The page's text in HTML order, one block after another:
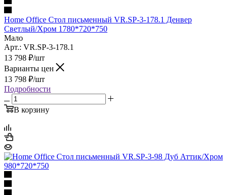
Home Office Стол письменный VR.SP-3-178.1 Денвер
Светлый/Хром 1780*720*750
Мало
Арт.: VR.SP-3-178.1
13 798 ₽/шт
Варианты цен
13 798 ₽/шт
Подробности
В корзину